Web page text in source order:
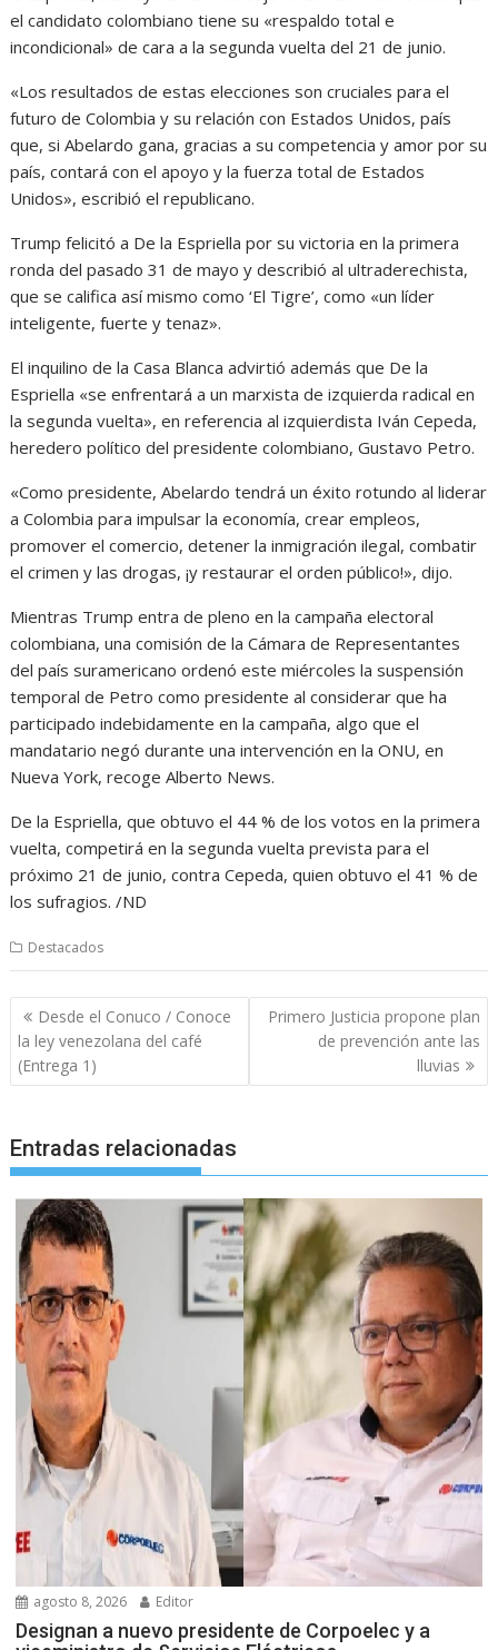
el candidato colombiano tiene su «respaldo total e
incondicional» de cara a la segunda vuelta del 21 de junio.
«Los resultados de estas elecciones son cruciales para el
futuro de Colombia y su relación con Estados Unidos, país
que, si Abelardo gana, gracias a su competencia y amor por su
país, contará con el apoyo y la fuerza total de Estados
Unidos», escribió el republicano.
Trump felicitó a De la Espriella por su victoria en la primera
ronda del pasado 31 de mayo y describió al ultraderechista,
que se califica así mismo como ‘El Tigre’, como «un líder
inteligente, fuerte y tenaz».
El inquilino de la Casa Blanca advirtió además que De la
Espriella «se enfrentará a un marxista de izquierda radical en
la segunda vuelta», en referencia al izquierdista Iván Cepeda,
heredero político del presidente colombiano, Gustavo Petro.
«Como presidente, Abelardo tendrá un éxito rotundo al liderar
a Colombia para impulsar la economía, crear empleos,
promover el comercio, detener la inmigración ilegal, combatir
el crimen y las drogas, ¡y restaurar el orden público!», dijo.
Mientras Trump entra de pleno en la campaña electoral
colombiana, una comisión de la Cámara de Representantes
del país suramericano ordenó este miércoles la suspensión
temporal de Petro como presidente al considerar que ha
participado indebidamente en la campaña, algo que el
mandatario negó durante una intervención en la ONU, en
Nueva York, recoge Alberto News.
De la Espriella, que obtuvo el 44 % de los votos en la primera
vuelta, competirá en la segunda vuelta prevista para el
próximo 21 de junio, contra Cepeda, quien obtuvo el 41 % de
los sufragios. /ND
Destacados
Navegación
de
entradas
Desde el Conuco / Conoce
la ley venezolana del café
(Entrega 1)
Primero Justicia propone plan
de prevención ante las
lluvias
Entradas relacionadas
agosto 8, 2026 Editor
Designan a nuevo presidente de Corpoelec y a